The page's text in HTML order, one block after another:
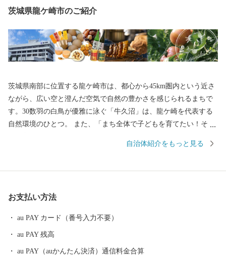
茨城県龍ケ崎市のご紹介
茨城県南部に位置する龍ケ崎市は、都心から45km圏内という近さ
ながら、広い空と澄んだ空気で自然の豊かさを感じられるまちで
す。30数羽の白鳥が優雅に泳ぐ「牛久沼」は、龍ケ崎を代表する
自然環境のひとつ。 また、「まち全体で子どもを育てたい！そし
娠、出産、育児、教育、それぞれのステージに応じたさまざまな
時代もあることから、こだわりの職人が作る老舗の品や、若手職
自治体紹介をもっと見る
お支払い方法
au PAY カード（番号入力不要）
au PAY 残高
au PAY（auかんたん決済）通信料金合算